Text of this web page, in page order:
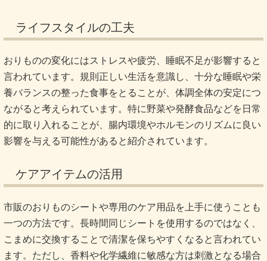
ライフスタイルの工夫
おりものの変化にはストレスや疲労、睡眠不足が影響すると
言われています。規則正しい生活を意識し、十分な睡眠や栄
養バランスの整った食事をとることが、体調全体の安定につ
ながると考えられています。特に野菜や発酵食品などを日常
的に取り入れることが、腸内環境やホルモンのリズムに良い
影響を与える可能性があると紹介されています。
ケアアイテムの活用
市販のおりものシートや専用のケア用品を上手に使うことも
一つの方法です。長時間同じシートを使用するのではなく、
こまめに交換することで清潔を保ちやすくなると言われてい
ます。ただし、香料や化学繊維に敏感な方は刺激となる場合